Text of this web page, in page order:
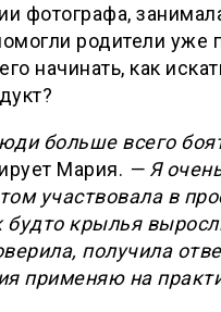
фотографа,
родители уже
начинать, как
больше всего
Мария. — Я
участвовала в
будто крылья
получила
применяю на